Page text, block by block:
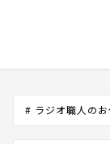
# ラジオ職人の